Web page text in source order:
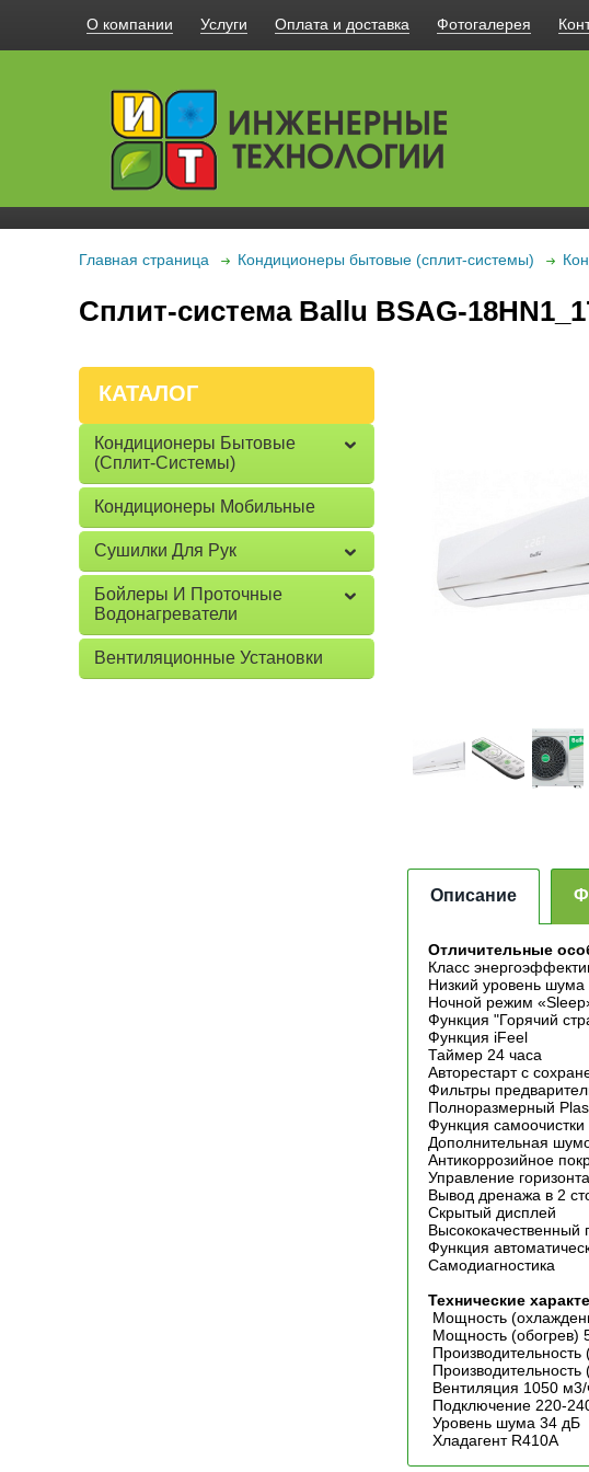
О компании Услуги Оплата и доставка Фотогалерея
Главная страница Кондиционеры бытовые (сплит-системы)
Сплит-система Ballu BSAG-
КАТАЛОГ
Кондиционеры Бытовые
(сплит-Системы)
Кондиционеры Мобильные
Сушилки Для Рук
Бойлеры И Проточные
Водонагреватели
Вентиляционные Установки
Описание
Отличительные
Класс
Низкий уровень шума
Ночной режим
Функция "Горячий
Функция iFeel
Таймер 24 часа
Авторестарт с
Фильтры
Полноразмерный
Функция самоочистки
Дополнительная
Антикоррозийное
Управление
Вывод дренажа в 2
Скрытый дисплей
Высококачественный
Функция
Самодиагностика
Технические
Мощность
Мощность (обогрев)
Вентиляция 1050 м3/
Подключение 220-
Уровень шума 34 дБ
Хладагент R410A